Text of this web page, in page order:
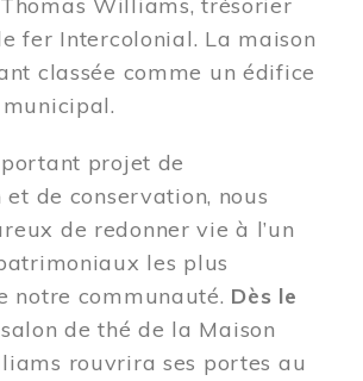
fer Intercolonial. La maison
classée comme un édifice
projet de
de conservation, nous
de redonner vie à l’un
les plus
notre communauté. Dès le
de thé de la Maison
rouvrira ses portes au